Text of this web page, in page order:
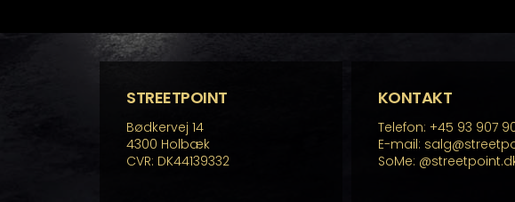
STREETPOINT
Bødkervej 14
4300 Holbæk
CVR: DK44139332
KONTAKT
Telefon: +45 93 907
E-mail:
SoMe: